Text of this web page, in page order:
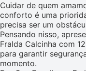
Cuidar de quem
conforto é uma
precisa ser um
Pensando nisso,
Fralda Calcinha com
para garantir
momento.